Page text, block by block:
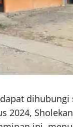
2024,